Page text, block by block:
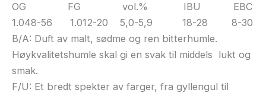
OG FG vol.% IBU EBC
1.048-56 1.012-20 5,0-5,9 18-28 8-30
B/A: Duft av malt, sødme og ren bitterhumle.
Høykvalitetshumle skal gi en svak til middels lukt og
smak.
F/U: Et bredt spekter av farger, fra gyllengul til